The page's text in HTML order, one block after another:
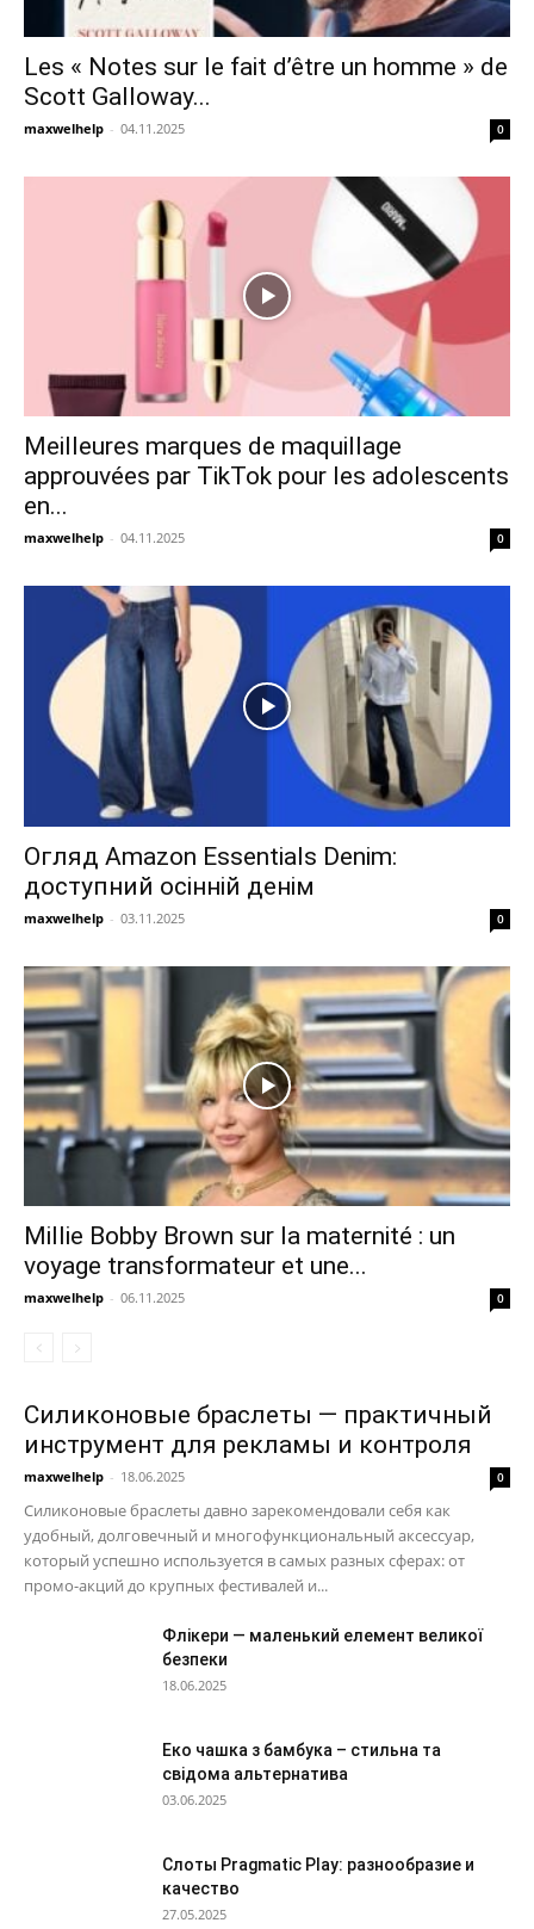
Les « Notes sur le fait d’être un homme » de
Scott Galloway...
maxwelhelp - 04.11.2025 0
Meilleures marques de maquillage
approuvées par TikTok pour les adolescents
en...
maxwelhelp - 04.11.2025 0
Огляд Amazon Essentials Denim:
доступний осінній денім
maxwelhelp - 03.11.2025 0
Millie Bobby Brown sur la maternité : un
voyage transformateur et une...
maxwelhelp - 06.11.2025 0
Силиконовые браслеты — практичный
инструмент для рекламы и контроля
maxwelhelp - 18.06.2025 0
Силиконовые браслеты давно зарекомендовали себя как
удобный, долговечный и многофункциональный аксессуар,
который успешно используется в самых разных сферах: от
промо-акций до крупных фестивалей и...
Флікери — маленький елемент великої
безпеки
18.06.2025
Еко чашка з бамбука – стильна та
свідома альтернатива
03.06.2025
Слоты Pragmatic Play: разнообразие и
качество
27.05.2025